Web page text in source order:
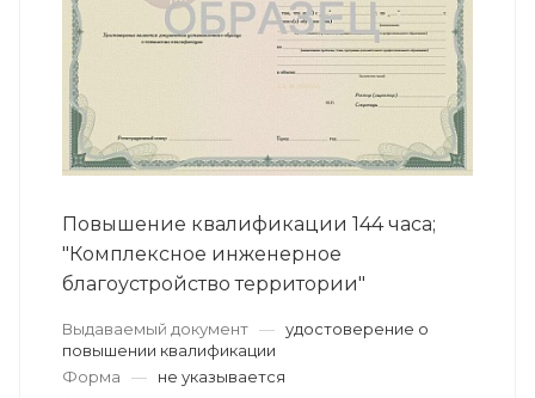
Повышение квалификации 144 часа;
"Комплексное инженерное
благоустройство территории"
Выдаваемый документ — удостоверение о
повышении квалификации
Форма
—
не указывается